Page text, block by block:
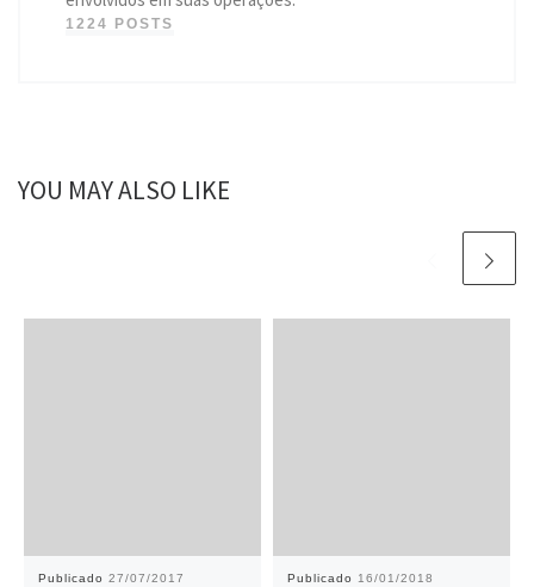
1224 POSTS
YOU MAY ALSO LIKE
Publicado 27/07/2017 Publicado 16/01/2018